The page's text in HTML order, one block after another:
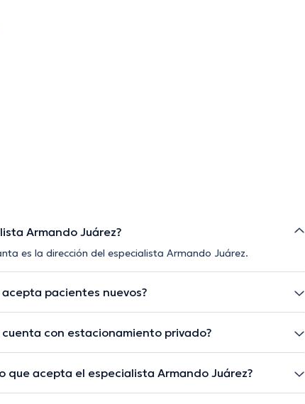
Armando Juárez?
es la dirección del especialista Armando Juárez.
pacientes nuevos?
con estacionamiento privado?
que acepta el especialista Armando Juárez?